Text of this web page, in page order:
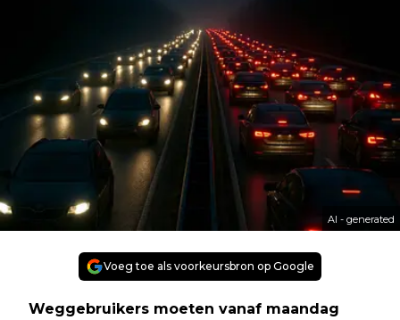
AI - generated
Voeg toe als voorkeursbron op Google
Weggebruikers moeten vanaf maandag